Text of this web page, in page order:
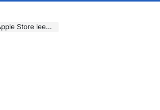
leeg in Londen